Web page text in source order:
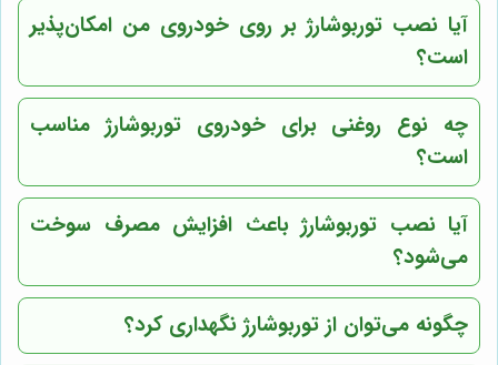
آیا نصب توربوشارژ بر روی خودروی من امکان‌پذیر
است؟
چه نوع روغنی برای خودروی توربوشارژ مناسب
است؟
آیا نصب توربوشارژ باعث افزایش مصرف سوخت
می‌شود؟
چگونه می‌توان از توربوشارژ نگهداری کرد؟